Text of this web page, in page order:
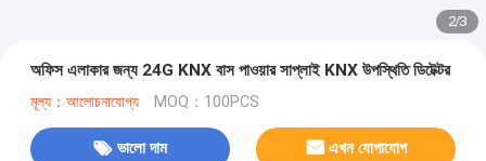
2/3
অফিস এলাকার জন্য 24G KNX বাস পাওয়ার সাপ্লাই KNX উপস্থিতি ডিটেক্টর
মূল্য：আলোচনাযোগ্য MOQ：100PCS
ভালো দাম এখন যোগাযোগ